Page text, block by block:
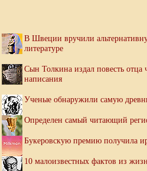
В Швеции вручили
литературе
Сын Толкина издал повесть отца
написания
Ученые обнаружили самую
Определен самый читающий
Букеровскую премию получила
10 малоизвестных фактов из